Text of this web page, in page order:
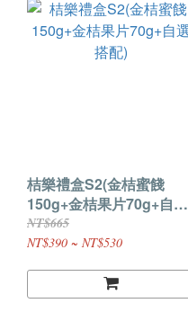
桔樂禮盒S2(金桔蜜餞
150g+金桔果片70g+自選
搭配)
NT$665
NT$390 ~ NT$530